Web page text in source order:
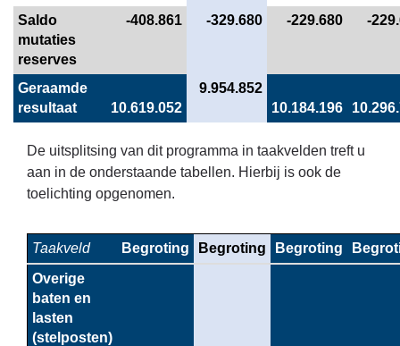
Saldo
mutaties
reserves
-408.861 -329.680 -229.680 -
Geraamde
resultaat
10.619.052
9.954.852
10.184.196
De uitsplitsing van dit programma in taakvelden treft u
aan in de onderstaande tabellen. Hierbij is ook de
toelichting opgenomen.
Taakveld Begroting Begroting Begroting
Overige
baten en
lasten
(stelposten)